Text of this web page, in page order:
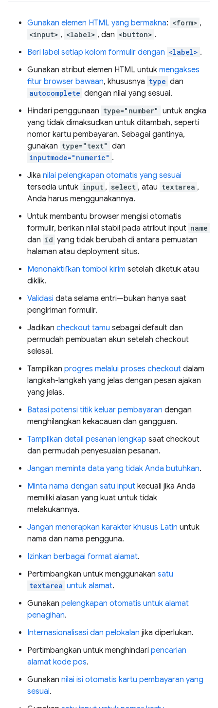
Gunakan elemen HTML yang bermakna: <form> ,
<input> , <label> , dan <button> .
Beri label setiap kolom formulir dengan <label> .
Gunakan atribut elemen HTML untuk mengakses
fitur browser bawaan, khususnya type dan
autocomplete dengan nilai yang sesuai.
Hindari penggunaan type="number" untuk angka
yang tidak dimaksudkan untuk ditambah, seperti
nomor kartu pembayaran. Sebagai gantinya,
gunakan type="text" dan
inputmode="numeric" .
Jika nilai pelengkapan otomatis yang sesuai
tersedia untuk input , select , atau textarea ,
Anda harus menggunakannya.
Untuk membantu browser mengisi otomatis
formulir, berikan nilai stabil pada atribut input name
dan id yang tidak berubah di antara pemuatan
halaman atau deployment situs.
Menonaktifkan tombol kirim setelah diketuk atau
diklik.
Validasi data selama entri—bukan hanya saat
pengiriman formulir.
Jadikan checkout tamu sebagai default dan
permudah pembuatan akun setelah checkout
selesai.
Tampilkan progres melalui proses checkout dalam
langkah-langkah yang jelas dengan pesan ajakan
yang jelas.
Batasi potensi titik keluar pembayaran dengan
menghilangkan kekacauan dan gangguan.
Tampilkan detail pesanan lengkap saat checkout
dan permudah penyesuaian pesanan.
Jangan meminta data yang tidak Anda butuhkan.
Minta nama dengan satu input kecuali jika Anda
memiliki alasan yang kuat untuk tidak
melakukannya.
Jangan menerapkan karakter khusus Latin untuk
nama dan nama pengguna.
Izinkan berbagai format alamat.
Pertimbangkan untuk menggunakan satu
textarea untuk alamat.
Gunakan pelengkapan otomatis untuk alamat
penagihan.
Internasionalisasi dan pelokalan jika diperlukan.
Pertimbangkan untuk menghindari pencarian
alamat kode pos.
Gunakan nilai isi otomatis kartu pembayaran yang
sesuai.